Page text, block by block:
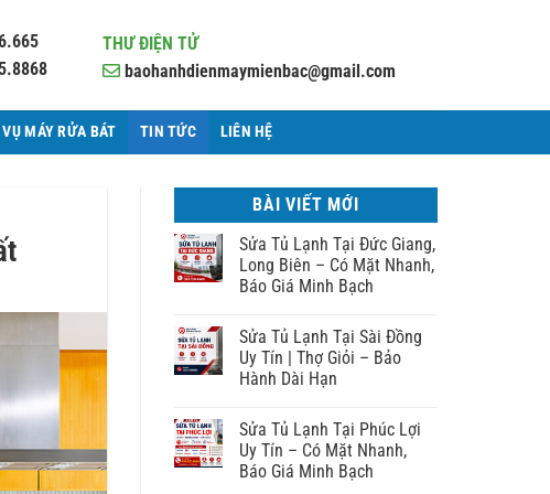
THƯ ĐIỆN TỬ
baohanhdienmaymienbac@gmail.com
MÁY RỬA BÁT TIN TỨC LIÊN HỆ
BÀI VIẾT MỚI
Sửa Tủ Lạnh Tại Đức Giang,
Long Biên – Có Mặt Nhanh,
Báo Giá Minh Bạch
Sửa Tủ Lạnh Tại Sài Đồng
Uy Tín | Thợ Giỏi – Bảo
Hành Dài Hạn
Sửa Tủ Lạnh Tại Phúc Lợi
Uy Tín – Có Mặt Nhanh,
Báo Giá Minh Bạch